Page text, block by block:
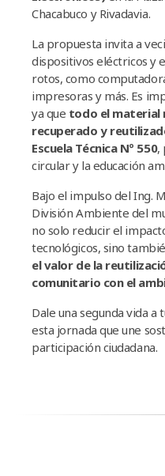
Chacabuco y Rivadavia.
La propuesta invita a
dispositivos eléctricos y
rotos, como
impresoras y más. Es
ya que todo el material
recuperado y
Escuela Técnica Nº 550,
circular y la educación
Bajo el impulso del Ing.
División Ambiente del
no solo reducir el
tecnológicos, sino
el valor de la
comunitario con el
Dale una segunda vida a
esta jornada que une
participación ciudadana.